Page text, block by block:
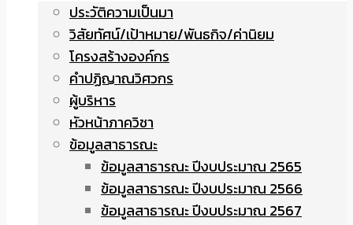
ประวัติความเป็นมา
วิสัยทัศน์/เป้าหมาย/พันธกิจ/ค่านิยม
โครงสร้างองค์กร
คำปฏิญาณวิศวกร
ผู้บริหาร
หัวหน้าภาควิชา
ข้อมูลสาธารณะ
ข้อมูลสาธารณะ ปีงบประมาณ 2565
ข้อมูลสาธารณะ ปีงบประมาณ 2566
ข้อมูลสาธารณะ ปีงบประมาณ 2567